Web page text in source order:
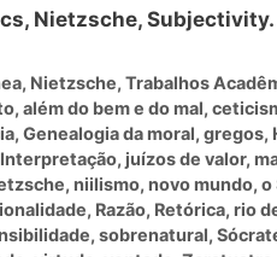
Nietzsche, Subjectivity.
, Nietzsche, Trabalhos
, além do bem e do mal,
, Genealogia da moral, gregos,
Interpretação, juízos de valor,
, niilismo, novo mundo, o
, Razão, Retórica, rio
, sobrenatural,